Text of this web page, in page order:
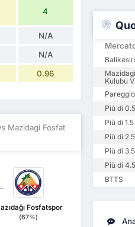
4
N/A
N/A
0.96
Mazidagi Fosfat
Fosfatspor
(67%)
Kulubu
Pareggio
Più di 0.5
Più di 1.5
Più di 2.5
Più di 3.5
Più di 4.5
BTTS